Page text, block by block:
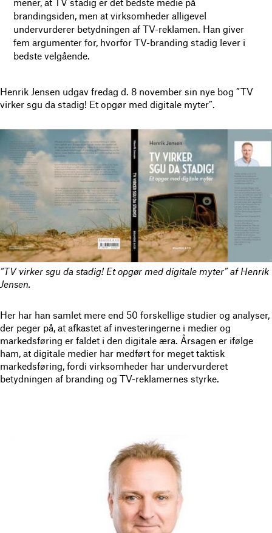
brandingsiden, men at virksomheder alligevel
undervurderer betydningen af TV-reklamen. Han giver
fem argumenter for, hvorfor TV-branding stadig lever i
bedste velgående.
Henrik Jensen udgav fredag d. 8 november sin nye bog ”TV
virker sgu da stadig! Et opgør med digitale myter”.
“TV virker sgu da stadig! Et opgør med digitale myter” af Henrik
Jensen.
Her har han samlet mere end 50 forskellige studier og analyser,
der peger på, at afkastet af investeringerne i medier og
markedsføring er faldet i den digitale æra. Årsagen er ifølge
ham, at digitale medier har medført for meget taktisk
markedsføring, fordi virksomheder har undervurderet
betydningen af branding og TV-reklamernes styrke.